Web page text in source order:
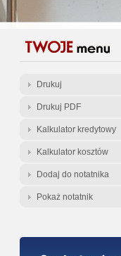
Gratis -
Drukuj
Drukuj PDF
Kalkulator kredytowy
Kalkulator kosztów
Dodaj do notatnika
Pokaż notatnik